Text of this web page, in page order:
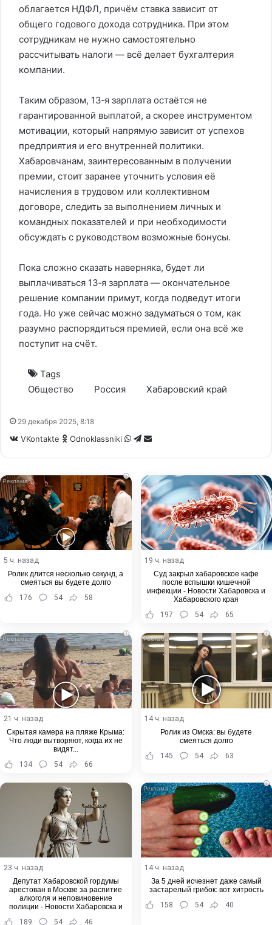
облагается НДФЛ, причём ставка зависит от
общего годового дохода сотрудника. При этом
сотрудникам не нужно самостоятельно
рассчитывать налоги — всё делает бухгалтерия
компании.
Таким образом, 13‑я зарплата остаётся не
гарантированной выплатой, а скорее инструментом
мотивации, который напрямую зависит от успехов
предприятия и его внутренней политики.
Хабаровчанам, заинтересованным в получении
премии, стоит заранее уточнить условия её
начисления в трудовом или коллективном
договоре, следить за выполнением личных и
командных показателей и при необходимости
обсуждать с руководством возможные бонусы.
Пока сложно сказать наверняка, будет ли
выплачиваться 13‑я зарплата — окончательное
решение компании примут, когда подведут итоги
года. Но уже сейчас можно задуматься о том, как
разумно распорядиться премией, если она всё же
поступит на счёт.
Tags
Общество
Россия Хабаровский край
29 декабря 2025, 8:18
VKontakte Odnoklassniki WhatsApp
Telegram
Share
i
5 ч. назад
Ролик длится несколько секунд, а
смеяться вы будете долго
176
54 58
19 ч. назад
Суд закрыл хабаровское кафе
после вспышки кишечной
инфекции - Новости Хабаровска и
Хабаровского края
197
54 65
i
21 ч. назад
Скрытая камера на пляже Крыма:
Что люди вытворяют, когда их не
видят...
134
54 66
i
14 ч. назад
Ролик из Омска: вы будете
смеяться долго
145
54 63
23 ч. назад
Депутат Хабаровской гордумы
арестован в Москве за распитие
алкоголя и неповиновение
полиции - Новости Хабаровска и
189 54 46
i
14 ч. назад
За 5 дней исчезнет даже самый
застарелый грибок: вот хитрость
158
54 40